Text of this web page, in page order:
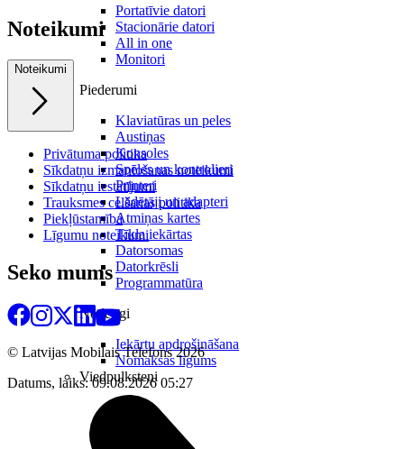
Portatīvie datori
Stacionārie datori
All in one
Monitori
Piederumi
Klaviatūras un peles
Austiņas
Konsoles
Spēles un kontrolieri
Printeri
Lādētāji un adapteri
Atmiņas kartes
Tīkla iekārtas
Datorsomas
Datorkrēsli
Programmatūra
Noderīgi
Iekārtu apdrošināšana
Nomaksas līgums
Viedpulksteņi
Noteikumi
Noteikumi
Privātuma politika
Sīkdatņu izmantošanas noteikumi
Sīkdatņu iestatījumi
Trauksmes celšanas politika
Piekļūstamība
Līgumu noteikumi
Seko mums
© Latvijas Mobilais Telefons2026
Datums, laiks: 09.08.2026 05:27